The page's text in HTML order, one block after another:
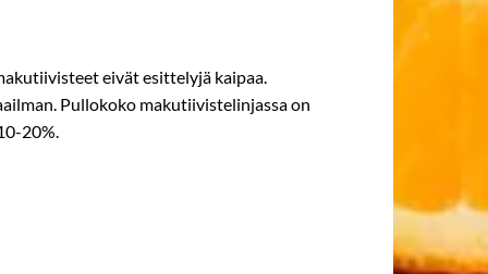
eivät esittelyjä kaipaa.
Pullokoko makutiivistelinjassa on
20%.